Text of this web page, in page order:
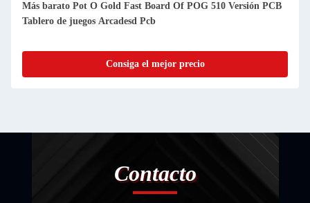
US PLUG Pot O Gold T340 510+ POG 595 Versión Juego de
Arcade Pcb 3net Puertos
Consiga el mejor precio
Contacto